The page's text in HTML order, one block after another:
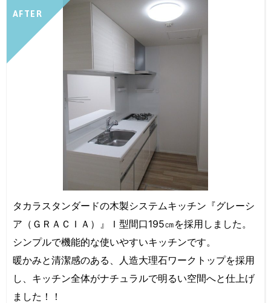
AFTER
タカラスタンダードの木製システムキッチン『グレーシ
ア（ＧＲＡＣＩＡ）』Ｉ型間口195㎝を採用しました。
シンプルで機能的な使いやすいキッチンです。
暖かみと清潔感のある、人造大理石ワークトップを採用
し、キッチン全体がナチュラルで明るい空間へと仕上げ
ました！！